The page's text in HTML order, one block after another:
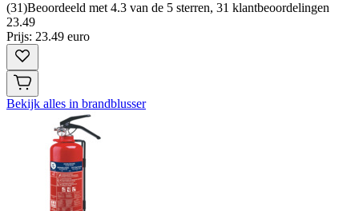
(31)Beoordeeld met 4.3 van de 5 sterren, 31 klantbeoordelingen
23.49
Prijs: 23.49 euro
Bekijk alles in brandblusser